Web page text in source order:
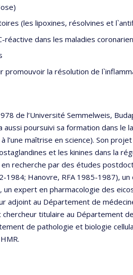
(les lipoxines, résolvines et
dans les maladies
la résolution de
de l’Université Semmelweis,
poursuivi sa formation dans le
l’une maîtrise en science). Son
et les kinines dans la
recherche par des études
1984; Hanovre, RFA 1985-1987),
expert en pharmacologie des
adjoint au Département de
titulaire au Département
de pathologie et biologie